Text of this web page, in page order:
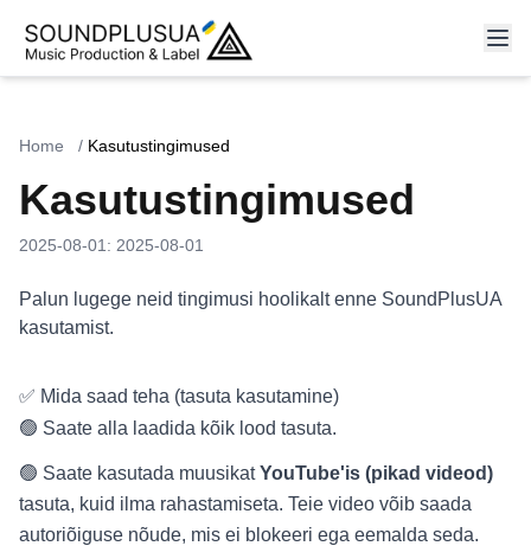
Home / Kasutustingimused
Kasutustingimused
2025-08-01 : 2025-08-01
Palun lugege neid tingimusi hoolikalt enne SoundPlusUA
kasutamist.
✅ Mida saad teha (tasuta kasutamine)
🟢 Saate alla laadida kõik lood tasuta.
🟢 Saate kasutada muusikatYouTube'is (pikad videod)
tasuta, kuid ilma rahastamiseta. Teie video võib saada
autoriõiguse nõude, mis ei blokeeri ega eemalda seda.